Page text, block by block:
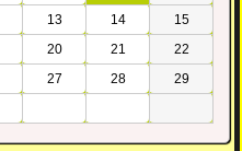
13 14
15
20 21
22
27 28
29